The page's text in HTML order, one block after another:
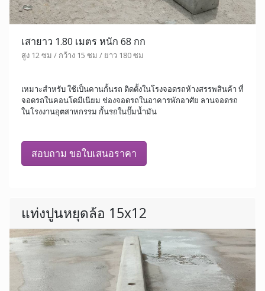
เสายาว 1.80 เมตร หนัก 68 กก
สูง 12 ซม / กว้าง 15 ซม / ยาว 180 ซม
เหมาะสำหรับ ใช้เป็นคานกั้นรถ ติดตั้งในโรงจอดรถห้างสรรพสินค้า ที่
จอดรถในคอนโดมีเนียม ช่องจอดรถในอาคารพักอาศัย ลานจอดรถ
ในโรงงานอุตสาหกรรม กั้นรถในปั๊มน้ำมัน
สอบถาม ขอใบเสนอราคา
แท่งปูนหยุดล้อ 15x12